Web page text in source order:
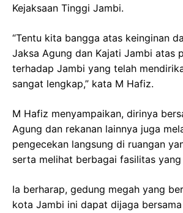
Kejaksaan Tinggi Jambi.
“Tentu kita bangga atas keinginan
Jaksa Agung dan Kajati Jambi atas
terhadap Jambi yang telah
sangat lengkap,” kata M Hafiz.
M Hafiz menyampaikan, dirinya
Agung dan rekanan lainnya juga
pengecekan langsung di ruangan
serta melihat berbagai fasilitas
Ia berharap, gedung megah yang
kota Jambi ini dapat dijaga